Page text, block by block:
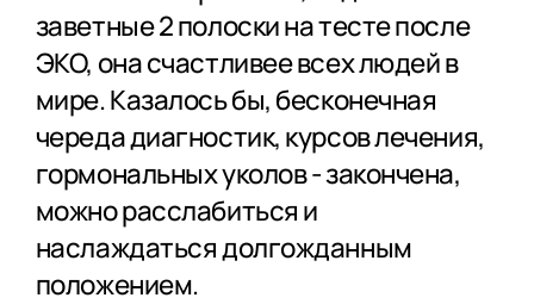
заветные 2 полоски на тесте после
ЭКО, она счастливее всех людей в
мире. Казалось бы, бесконечная
череда диагностик, курсов лечения,
гормональных уколов - закончена,
можно расслабиться и
наслаждаться долгожданным
положением.